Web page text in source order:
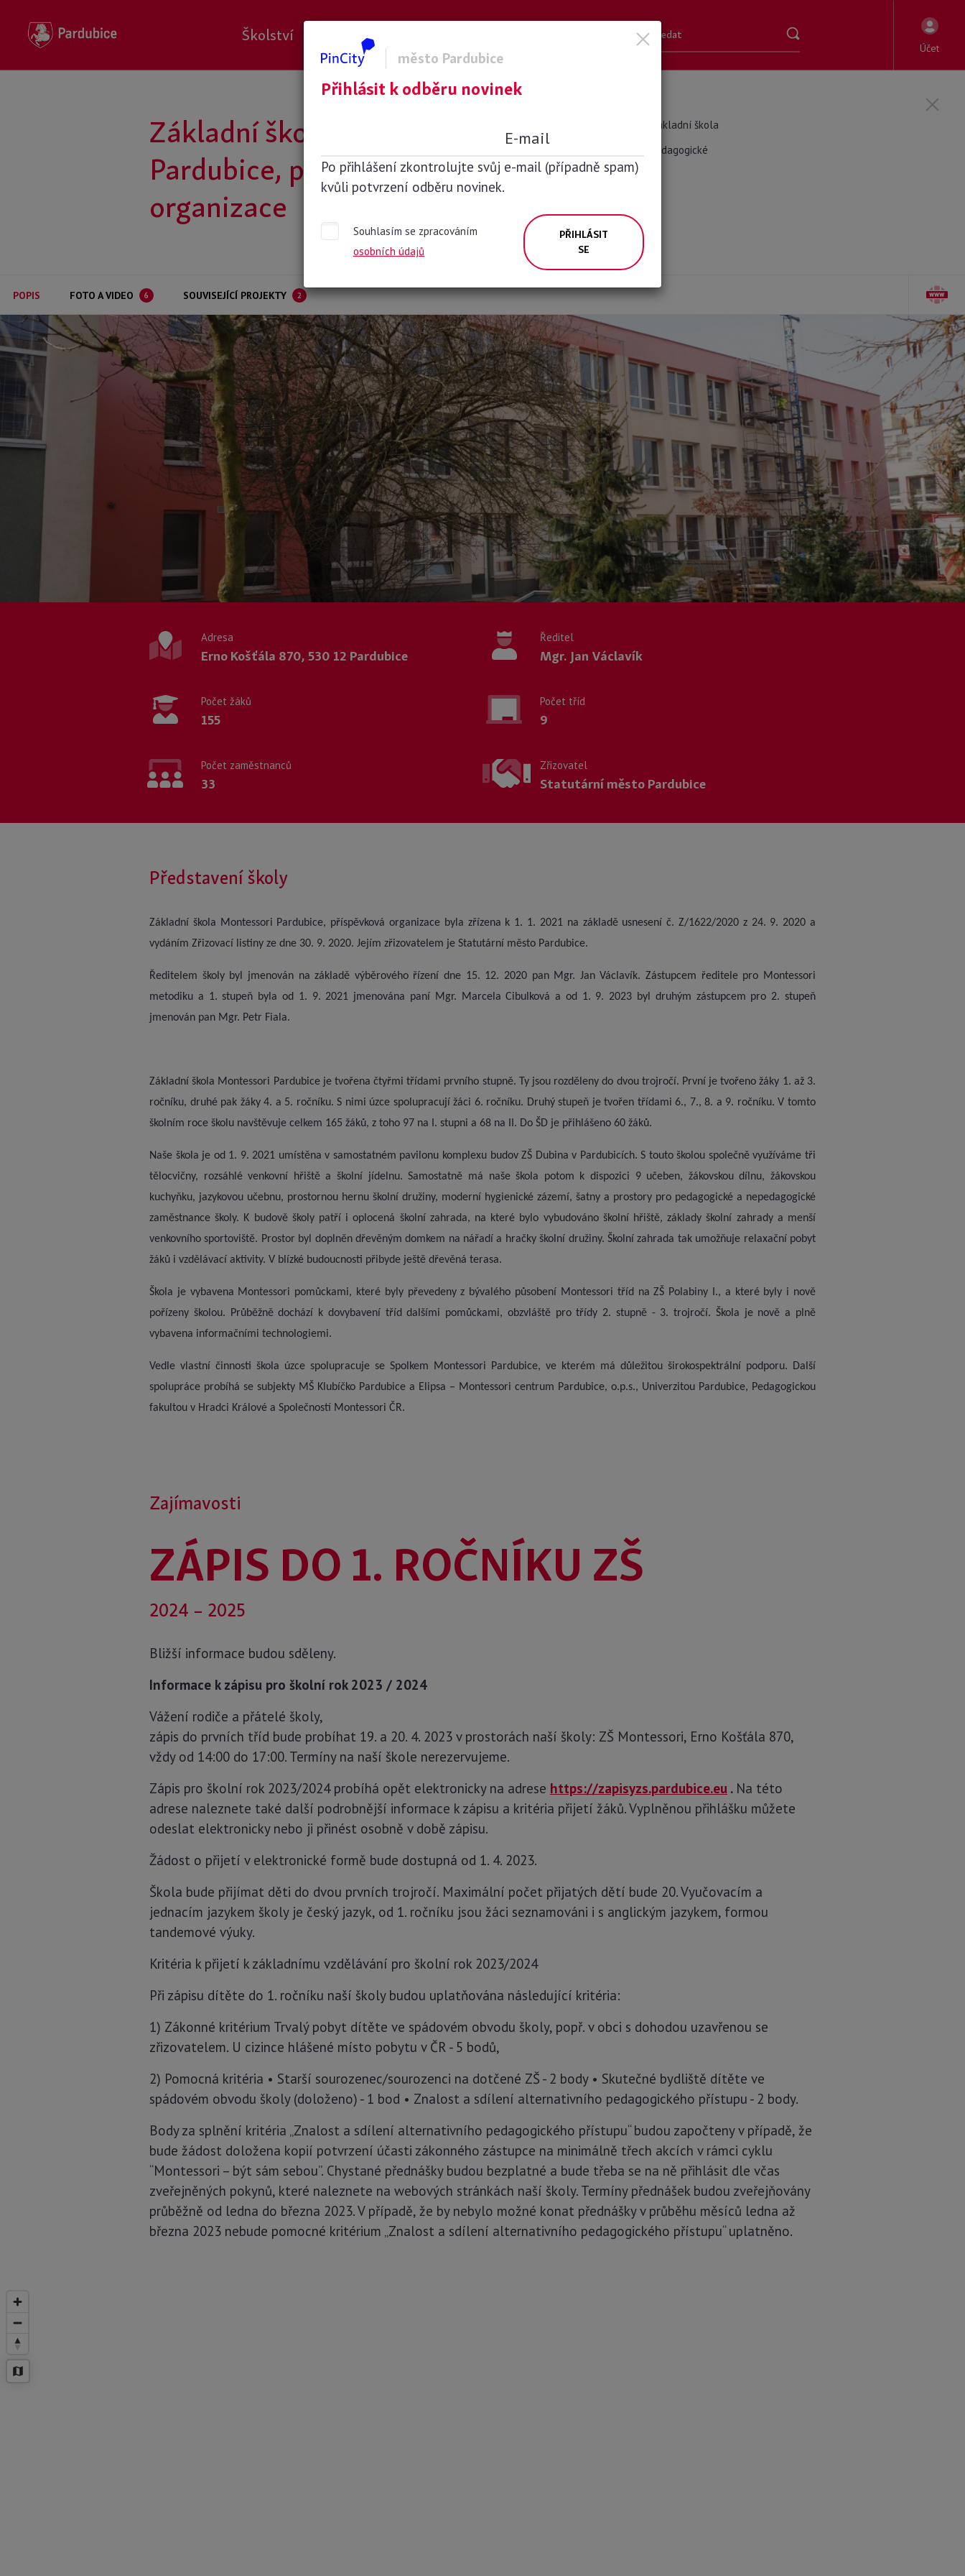
Školství
Účet
Základní škola Montessori
Pardubice, příspěvková
organizace
Základní škola
Pedagogické
POPIS FOTO A VIDEO 6 SOUVISEJÍCÍ PROJEKTY 2
Adresa
Erno Košťála 870, 530 12 Pardubice
Ředitel
Mgr. Jan Václavík
Počet žáků
155
Počet tříd
9
Počet zaměstnanců
33
Zřizovatel
Statutární město Pardubice
Představení školy
Základní škola Montessori Pardubice, příspěvková organizace byla zřízena k 1. 1. 2021 na základě usnesení č. Z/1622/2020 z 24. 9. 2020 a
vydáním Zřizovací listiny ze dne 30. 9. 2020. Jejím zřizovatelem je Statutární město Pardubice.
Ředitelem školy byl jmenován na základě výběrového řízení dne 15. 12. 2020 pan Mgr. Jan Václavík. Zástupcem ředitele pro Montessori
metodiku a 1. stupeň byla od 1. 9. 2021 jmenována paní Mgr. Marcela Cibulková a od 1. 9. 2023 byl druhým zástupcem pro 2. stupeň
jmenován pan Mgr. Petr Fiala.
Základní škola Montessori Pardubice je tvořena čtyřmi třídami prvního stupně. Ty jsou rozděleny do dvou trojročí. První je tvořeno žáky 1. až 3.
ročníku, druhé pak žáky 4. a 5. ročníku. S nimi úzce spolupracují žáci 6. ročníku. Druhý stupeň je tvořen třídami 6., 7., 8. a 9. ročníku. V tomto
školním roce školu navštěvuje celkem 165 žáků, z toho 97 na I. stupni a 68 na II. Do ŠD je přihlášeno 60 žáků.
Naše škola je od 1. 9. 2021 umístěna v samostatném pavilonu komplexu budov ZŠ Dubina v Pardubicích. S touto školou společně využíváme tři
tělocvičny, rozsáhlé venkovní hřiště a školní jídelnu. Samostatně má naše škola potom k dispozici 9 učeben, žákovskou dílnu, žákovskou
kuchyňku, jazykovou učebnu, prostornou hernu školní družiny, moderní hygienické zázemí, šatny a prostory pro pedagogické a nepedagogické
zaměstnance školy. K budově školy patří i oplocená školní zahrada, na které bylo vybudováno školní hřiště, základy školní zahrady a menší
venkovního sportoviště. Prostor byl doplněn dřevěným domkem na nářadí a hračky školní družiny. Školní zahrada tak umožňuje relaxační pobyt
žáků i vzdělávací aktivity. V blízké budoucnosti přibyde ještě dřevěná terasa.
Škola je vybavena Montessori pomůckami, které byly převedeny z bývalého působení Montessori tříd na ZŠ Polabiny I., a které byly i nově
pořízeny školou. Průběžně dochází k dovybavení tříd dalšími pomůckami, obzvláště pro třídy 2. stupně - 3. trojročí. Škola je nově a plně
vybavena informačními technologiemi.
Vedle vlastní činnosti škola úzce spolupracuje se Spolkem Montessori Pardubice, ve kterém má důležitou širokospektrální podporu. Další
spolupráce probíhá se subjekty MŠ Klubíčko Pardubice a Elipsa – Montessori centrum Pardubice, o.p.s., Univerzitou Pardubice, Pedagogickou
fakultou v Hradci Králové a Společností Montessori ČR.
Zajímavosti
ZÁPIS DO 1. ROČNÍKU ZŠ
2024 – 2025
Bližší informace budou sděleny.
Informace k zápisu pro školní rok 2023 / 2024
Vážení rodiče a přátelé školy,
zápis do prvních tříd bude probíhat 19. a 20. 4. 2023 v prostorách naší školy: ZŠ Montessori, Erno Košťála 870,
vždy od 14:00 do 17:00. Termíny na naší škole nerezervujeme.
Zápis pro školní rok 2023/2024 probíhá opět elektronicky na adrese https://zapisyzs.pardubice.eu . Na této
adrese naleznete také další podrobnější informace k zápisu a kritéria přijetí žáků. Vyplněnou přihlášku můžete
odeslat elektronicky nebo ji přinést osobně v době zápisu.
Žádost o přijetí v elektronické formě bude dostupná od 1. 4. 2023.
Škola bude přijímat děti do dvou prvních trojročí. Maximální počet přijatých dětí bude 20. Vyučovacím a
jednacím jazykem školy je český jazyk, od 1. ročníku jsou žáci seznamováni i s anglickým jazykem, formou
tandemové výuky.
Kritéria k přijetí k základnímu vzdělávání pro školní rok 2023/2024
Při zápisu dítěte do 1. ročníku naší školy budou uplatňována následující kritéria:
1) Zákonné kritérium Trvalý pobyt dítěte ve spádovém obvodu školy, popř. v obci s dohodou uzavřenou se
zřizovatelem. U cizince hlášené místo pobytu v ČR - 5 bodů,
2) Pomocná kritéria • Starší sourozenec/sourozenci na dotčené ZŠ - 2 body • Skutečné bydliště dítěte ve
spádovém obvodu školy (doloženo) - 1 bod • Znalost a sdílení alternativního pedagogického přístupu - 2 body.
Body za splnění kritéria „Znalost a sdílení alternativního pedagogického přístupu“ budou započteny v případě, že
bude žádost doložena kopií potvrzení účasti zákonného zástupce na minimálně třech akcích v rámci cyklu
“Montessori – být sám sebou”. Chystané přednášky budou bezplatné a bude třeba se na ně přihlásit dle včas
zveřejněných pokynů, které naleznete na webových stránkách naší školy. Termíny přednášek budou zveřejňovány
průběžně od ledna do března 2023. V případě, že by nebylo možné konat přednášky v průběhu měsíců ledna až
března 2023 nebude pomocné kritérium „Znalost a sdílení alternativního pedagogického přístupu“ uplatněno.
město Pardubice
Přihlásit k odběru novinek
Po přihlášení zkontrolujte svůj e-mail (případně spam)
kvůli potvrzení odběru novinek.
E-mail
Souhlasím se zpracováním
osobních údajů
PŘIHLÁSIT
SE